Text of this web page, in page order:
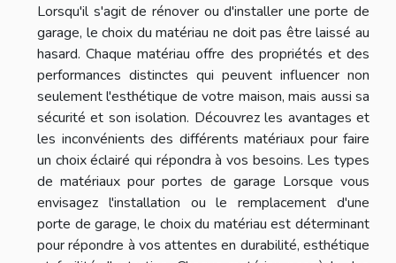
Lorsqu'il s'agit de rénover ou d'installer une porte de
garage, le choix du matériau ne doit pas être laissé au
hasard. Chaque matériau offre des propriétés et des
performances distinctes qui peuvent influencer non
seulement l'esthétique de votre maison, mais aussi sa
sécurité et son isolation. Découvrez les avantages et
les inconvénients des différents matériaux pour faire
un choix éclairé qui répondra à vos besoins. Les types
de matériaux pour portes de garage Lorsque vous
envisagez l'installation ou le remplacement d'une
porte de garage, le choix du matériau est déterminant
pour répondre à vos attentes en durabilité, esthétique